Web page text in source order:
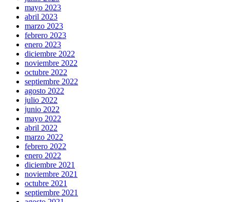
mayo 2023
abril 2023
marzo 2023
febrero 2023
enero 2023
diciembre 2022
noviembre 2022
octubre 2022
septiembre 2022
agosto 2022
julio 2022
junio 2022
mayo 2022
abril 2022
marzo 2022
febrero 2022
enero 2022
diciembre 2021
noviembre 2021
octubre 2021
septiembre 2021